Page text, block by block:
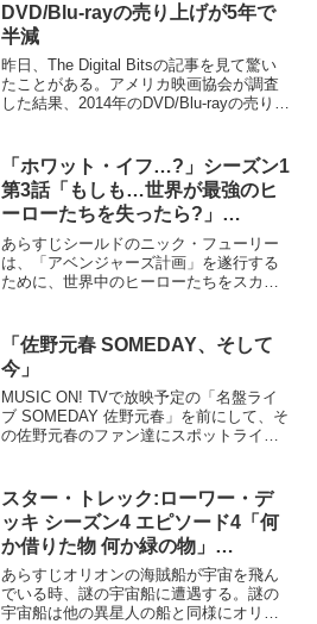
DVD/Blu-rayの売り上げが5年で
半減
昨日、The Digital Bitsの記事を見て驚い
たことがある。アメリカ映画協会が調査
した結果、2014年のDVD/Blu-rayの売り上
2014年の売り上げは、...
「ホワット・イフ…?」シーズン1
第3話「もしも…世界が最強のヒ
ーローたちを失ったら?」
(Disney+)
あらすじシールドのニック・フューリー
は、「アベンジャーズ計画」を遂行する
ために、世界中のヒーローたちをスカウ
って殺害され、その犯人は分からないま
まだった。殺されたヒーロ...
「佐野元春 SOMEDAY、そして
今」
MUSIC ON! TVで放映予定の「名盤ライ
ブ SOMEDAY 佐野元春」を前にして、そ
の佐野元春のファン達にスポットライト
容としてはファンの生き様を語ってい
た...
スター・トレック:ローワー・デ
ッキ シーズン4 エピソード4「何
か借りた物 何か緑の物」
(Paramount+/Amazon Prime
Video)
あらすじオリオンの海賊船が宇宙を飛ん
でいる時、謎の宇宙船に遭遇する。謎の
宇宙船は他の異星人の船と同様にオリオ